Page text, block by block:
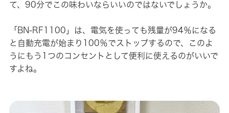
て、90分でこの味わいならいいのではないでしょうか。
「BN-RF1100」は、電気を使っても残量が94％になる
と自動充電が始まり100％でストップするので、このよ
うにもう1つのコンセントとして便利に使えるのがいいで
すよね。